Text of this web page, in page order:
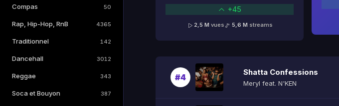
Compas 50
Rap, Hip-Hop, RnB 4365
Traditionnel 142
Dancehall 3012
Reggae 343
Soca et Bouyon 387
+45
2,5 M vues 5,6 M streams
#4
Shatta Confessions
Meryl feat. N'KEN